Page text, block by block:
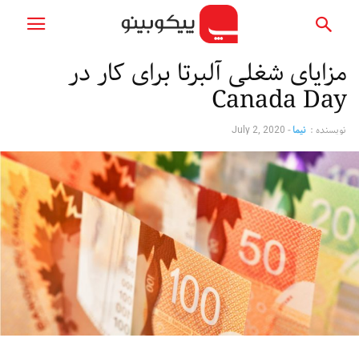
مزایای شغلی آلبرتا برای کار در
Canada Day
نویسنده : نیما-
July 2, 2020